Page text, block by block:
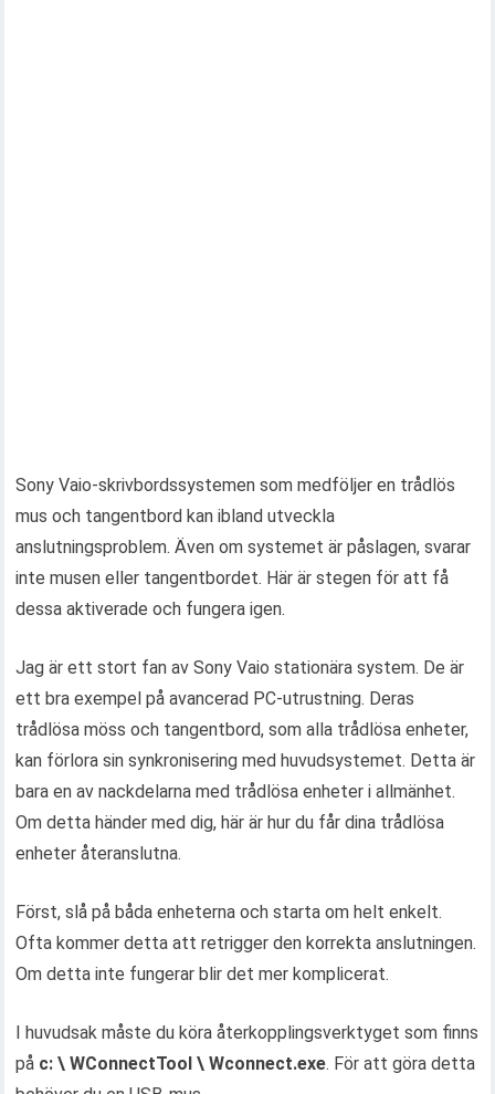
Sony Vaio-skrivbordssystemen som medföljer en trådlös
mus och tangentbord kan ibland utveckla
anslutningsproblem. Även om systemet är påslagen, svarar
inte musen eller tangentbordet. Här är stegen för att få
dessa aktiverade och fungera igen.
Jag är ett stort fan av Sony Vaio stationära system. De är
ett bra exempel på avancerad PC-utrustning. Deras
trådlösa möss och tangentbord, som alla trådlösa enheter,
kan förlora sin synkronisering med huvudsystemet. Detta är
bara en av nackdelarna med trådlösa enheter i allmänhet.
Om detta händer med dig, här är hur du får dina trådlösa
enheter återanslutna.
Först, slå på båda enheterna och starta om helt enkelt.
Ofta kommer detta att retrigger den korrekta anslutningen.
Om detta inte fungerar blir det mer komplicerat.
I huvudsak måste du köra återkopplingsverktyget som finns
på c: \ WConnectTool \ Wconnect.exe. För att göra detta